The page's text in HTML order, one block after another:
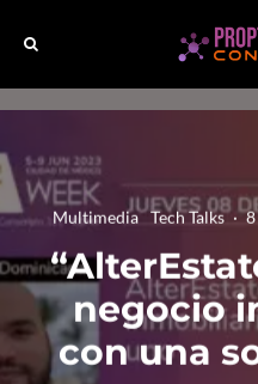
Multimedia Tech Talks · 8
negocio
con una